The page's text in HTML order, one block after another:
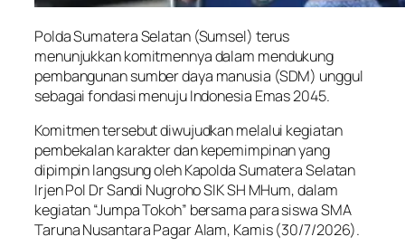
Polda Sumatera Selatan (Sumsel) terus
menunjukkan komitmennya dalam mendukung
pembangunan sumber daya manusia (SDM) unggul
sebagai fondasi menuju Indonesia Emas 2045.
Komitmen tersebut diwujudkan melalui kegiatan
pembekalan karakter dan kepemimpinan yang
dipimpin langsung oleh Kapolda Sumatera Selatan
Irjen Pol Dr Sandi Nugroho SIK SH MHum, dalam
kegiatan “Jumpa Tokoh” bersama para siswa SMA
Taruna Nusantara Pagar Alam, Kamis (30/7/2026).